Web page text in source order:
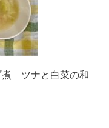
ツナと白菜の和